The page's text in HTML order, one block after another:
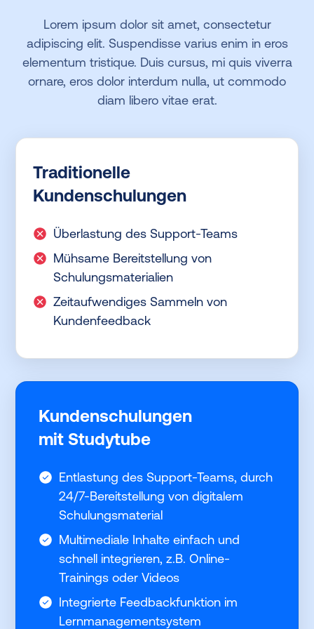
Lorem ipsum dolor sit amet, consectetur
adipiscing elit. Suspendisse varius enim in eros
elementum tristique. Duis cursus, mi quis viverra
ornare, eros dolor interdum nulla, ut commodo
diam libero vitae erat.
Traditionelle
Kundenschulungen
Überlastung des Support-Teams
Mühsame Bereitstellung von
Schulungsmaterialien
Zeitaufwendiges Sammeln von
Kundenfeedback
Kundenschulungen
mit Studytube
Entlastung des Support-Teams, durch
24/7-Bereitstellung von digitalem
Schulungsmaterial
Multimediale Inhalte einfach und
schnell integrieren, z.B. Online-
Trainings oder Videos
Integrierte Feedbackfunktion im
Lernmanagementsystem